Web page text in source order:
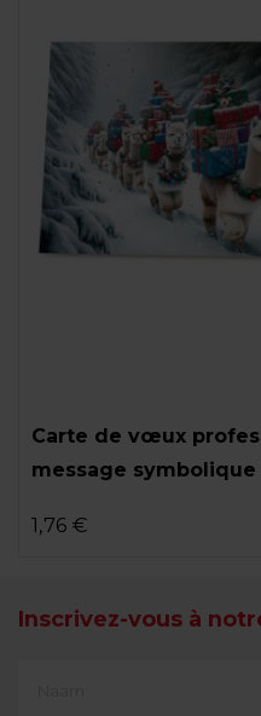
Carte de vœux
message
1,76 €
Inscrivez-vous à